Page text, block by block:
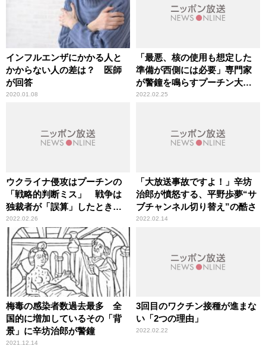
インフルエンザにかかる人と
かからない人の差は？ 医師
が回答
2020.01.08
「最悪、核の使用も想定した
準備が西側には必要」専門家
が警鐘を鳴らすプーチン大統
領の“精神状態”
2022.02.25
ウクライナ侵攻はプーチンの
「戦略的判断ミス」 戦争は
独裁者が「誤算」したときに
起きる
2022.02.26
「大放送事故ですよ！」辛坊
治郎が憤怒する、平野歩夢“サ
ブチャンネル切り替え”の酷さ
2022.02.14
梅毒の感染者数過去最多 全
国的に増加しているその「背
景」に辛坊治郎が警鐘
2021.12.14
3回目のワクチン接種が進まな
い「2つの理由」
2022.02.22